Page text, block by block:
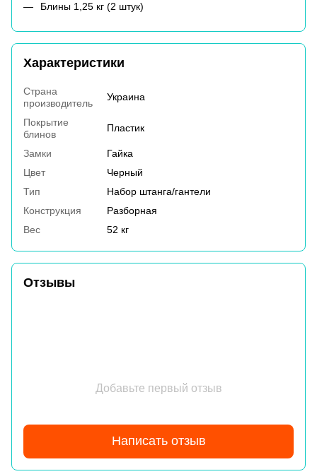
Блины 1,25 кг (2 штук)
Характеристики
Страна
производитель
Украина
Покрытие
блинов
Пластик
Замки
Гайка
Цвет
Черный
Тип
Набор штанга/гантели
Конструкция
Разборная
Вес
52 кг
Отзывы
Добавьте первый отзыв
Написать отзыв